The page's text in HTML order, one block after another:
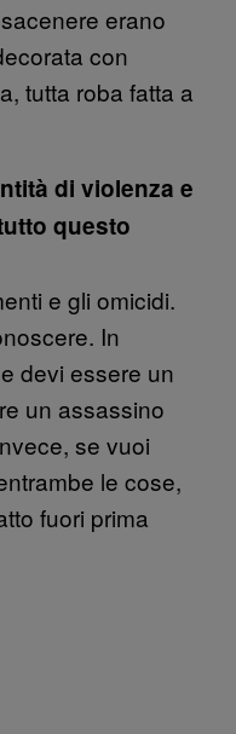
erano
con
tutta roba fatta a
di violenza e
questo
e gli omicidi.
In
devi essere un
un assassino
se vuoi
le cose,
fuori prima